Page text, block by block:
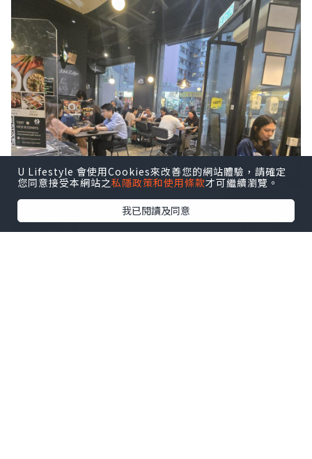
U Lifestyle 會使用Cookies來改善您的網站體驗，請確定
您同意接受本網站之私隱政策和使用條款才可繼續瀏覽。
我已閱讀及同意